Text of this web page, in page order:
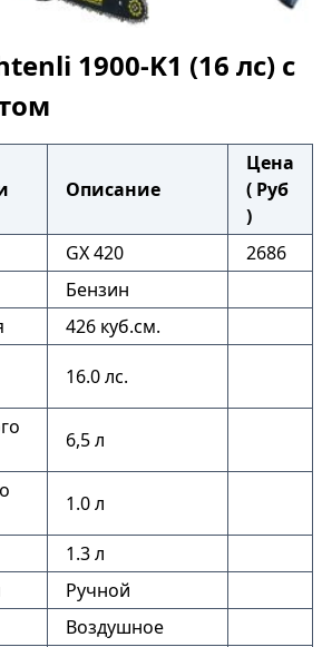
1900-K1 (16 лс) с
Описание
Цена
( Руб
)
GX 420
2686
Бензин
426 куб.см.
16.0 лс.
6,5 л
1.0 л
1.3 л
Ручной
Воздушное